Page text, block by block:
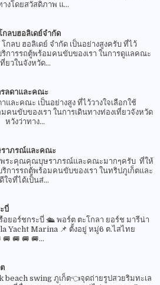
งโดยสวัสดิภาพ แ...
ลบฮอลิเดย์จำกัด
ลบ ฮอลิเดย์ จำกัด เป็นอย่างสูงครับ ที่ไว้
ริการรถตู้พร้อมคนขับของเรา ในการดูแลคณะ
ยวในจังหวัด...
ลดาและคณะ
ละคณะ เป็นอย่างสูง ที่ไว้วางใจเลือกใช้
คนขับของเรา ในการเดินทางท่องเที่ยวจังหวัด
วังว่าทาง...
าภรณ์และคณะ
พระคุณคุณบุษราภรณ์และคณะมากๆครับ ที่ให้
ริการรถตู้พร้อมคนขับของเรา ในทริปภูเก็ตและ
ใจที่ได้เป็นส่...
บี่
อยอร์ชกระบี่ 🛳 พอร์ต ตะโกลา ยอร์ช มารีน่า
Yacht Marina 📌 ตั้งอยู่ หมู่6 ต.ไสไทย
🚐 🚐 🚐...
beach swing ภูเก็ต👈จุดถ่ายรูปสวยริมทะเล